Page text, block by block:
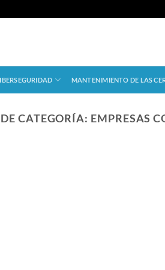
MANTENIMIENTO DE LAS
CATEGORÍA: EMPRESAS